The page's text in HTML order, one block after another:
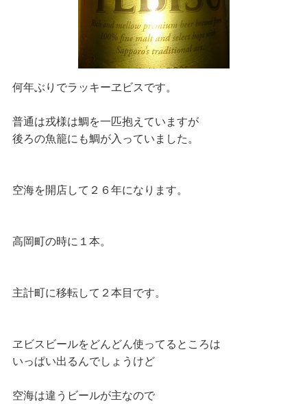
何年ぶりでラッキーヱビスです。
普通は戎様は鯛を一匹抱えていますが
後ろの魚籠にも鯛が入っていました。
空海を開店して２６年になります。
高岡町の時に１本。
主計町に移転して２本目です。
ヱビスビールをどんどん使ってるところは
いっぱい出るんでしょうけど
空海は違うビールが主なので